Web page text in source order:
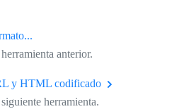
anterior.
y HTML codificado
herramienta.